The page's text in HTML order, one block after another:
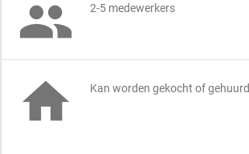
 2-5 medewerkers
 Kan worden gekocht of gehuurd